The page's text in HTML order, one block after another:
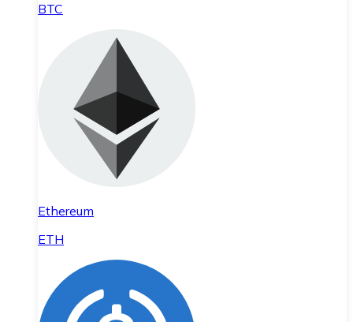
BTC
Ethereum
ETH